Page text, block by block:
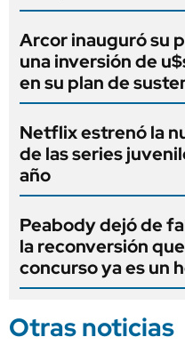
Arcor inauguró su
una inversión de
en su plan de
Netflix estrenó la
de las series
año
Peabody dejó de
la reconversión
concurso ya es un
Otras noticias